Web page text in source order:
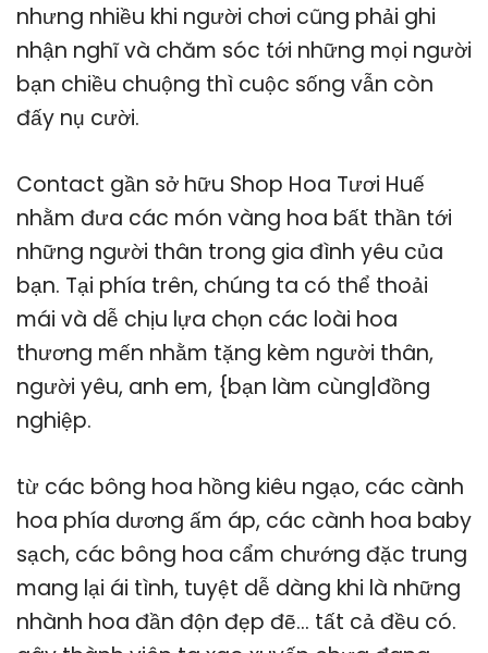
nhưng nhiều khi người chơi cũng phải ghi
nhận nghĩ và chăm sóc tới những mọi người
bạn chiều chuộng thì cuộc sống vẫn còn
đấy nụ cười.
Contact gần sở hữu Shop Hoa Tươi Huế
nhằm đưa các món vàng hoa bất thần tới
những người thân trong gia đình yêu của
bạn. Tại phía trên, chúng ta có thể thoải
mái và dễ chịu lựa chọn các loài hoa
thương mến nhằm tặng kèm người thân,
người yêu, anh em, {bạn làm cùng|đồng
nghiệp.
từ các bông hoa hồng kiêu ngạo, các cành
hoa phía dương ấm áp, các cành hoa baby
sạch, các bông hoa cẩm chướng đặc trung
mang lại ái tình, tuyệt dễ dàng khi là những
nhành hoa đần độn đẹp đẽ… tất cả đều có.